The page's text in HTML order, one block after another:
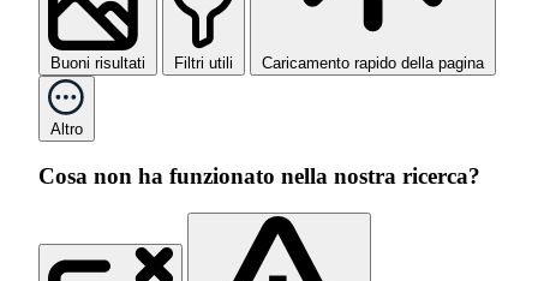
Buoni risultati Filtri utili Caricamento rapido della pagina
Altro
Cosa non ha funzionato nella nostra ricerca?